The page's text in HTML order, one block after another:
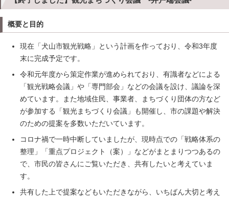
概要と目的
現在「犬山市観光戦略」という計画を作っており、令和3年度
末に完成予定です。
令和元年度から策定作業が進められており、有識者などによる
「観光戦略会議」や「専門部会」などの会議を設け、議論を深
めています。また地域住民、事業者、まちづくり団体の方など
が参加する「観光まちづくり会議」も開催し、市の課題や解決
のための提案を多数いただいています。
コロナ禍で一時中断していましたが、現時点での「戦略体系の
整理」「重点プロジェクト（案）」などがまとまりつつあるの
で、市民の皆さんにご覧いただき、共有したいと考えていま
す。
共有した上で提案などもいただきながら、いちばん大切と考え